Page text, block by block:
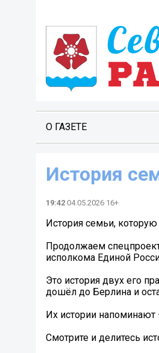
О ГАЗЕТЕ
История
19:42 04.05.2026 16+
История семьи,
Продолжаем
исполкома Единой
Это история двух его
дошёл до Берлина и
Их истории напоминают
Смотрите и делитесь